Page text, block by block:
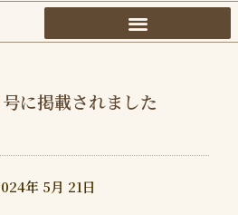
に掲載されました
年 5月 21日